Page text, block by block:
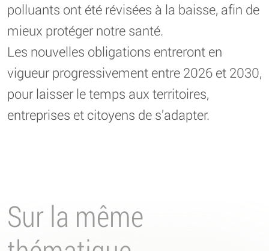
polluants ont été révisées à la baisse, afin de
mieux protéger notre santé.
Les nouvelles obligations entreront en
vigueur progressivement entre 2026 et 2030,
pour laisser le temps aux territoires,
entreprises et citoyens de s’adapter.
Sur la même